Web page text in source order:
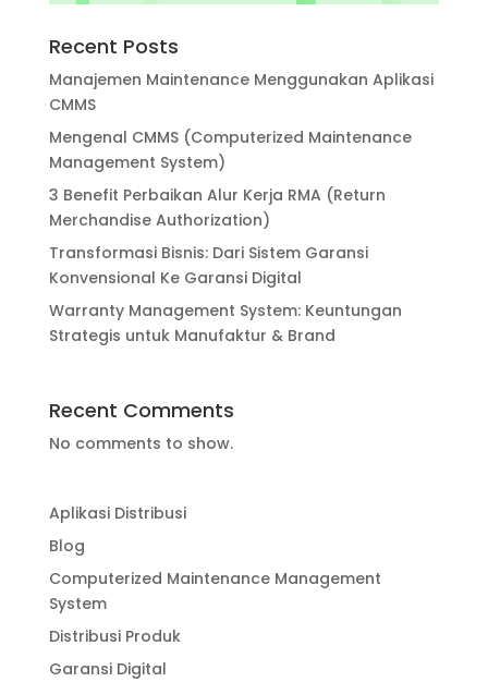
Recent Posts
Manajemen Maintenance Menggunakan Aplikasi
CMMS
Mengenal CMMS (Computerized Maintenance
Management System)
3 Benefit Perbaikan Alur Kerja RMA (Return
Merchandise Authorization)
Transformasi Bisnis: Dari Sistem Garansi
Konvensional Ke Garansi Digital
Warranty Management System: Keuntungan
Strategis untuk Manufaktur & Brand
Recent Comments
No comments to show.
Aplikasi Distribusi
Blog
Computerized Maintenance Management
System
Distribusi Produk
Garansi Digital